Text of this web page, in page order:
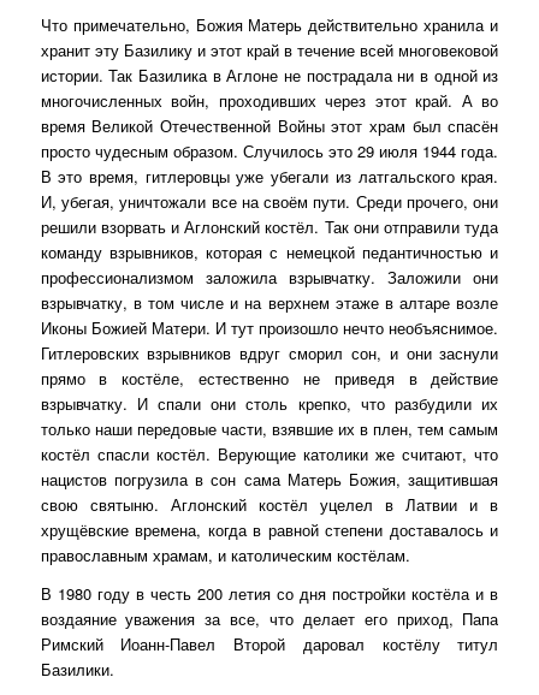
Что примечательно, Божия Матерь действительно хранила и
хранит эту Базилику и этот край в течение всей многовековой
истории. Так Базилика в Аглоне не пострадала ни в одной из
многочисленных войн, проходивших через этот край. А во
время Великой Отечественной Войны этот храм был спасён
просто чудесным образом. Случилось это 29 июля 1944 года.
В это время, гитлеровцы уже убегали из латгальского края.
И, убегая, уничтожали все на своём пути. Среди прочего, они
решили взорвать и Аглонский костёл. Так они отправили туда
команду взрывников, которая с немецкой педантичностью и
профессионализмом заложила взрывчатку. Заложили они
взрывчатку, в том числе и на верхнем этаже в алтаре возле
Иконы Божией Матери. И тут произошло нечто необъяснимое.
Гитлеровских взрывников вдруг сморил сон, и они заснули
прямо в костёле, естественно не приведя в действие
взрывчатку. И спали они столь крепко, что разбудили их
только наши передовые части, взявшие их в плен, тем самым
костёл спасли костёл. Верующие католики же считают, что
нацистов погрузила в сон сама Матерь Божия, защитившая
свою святыню. Аглонский костёл уцелел в Латвии и в
хрущёвские времена, когда в равной степени доставалось и
православным храмам, и католическим костёлам.
В 1980 году в честь 200 летия со дня постройки костёла и в
воздаяние уважения за все, что делает его приход, Папа
Римский Иоанн-Павел Второй даровал костёлу титул
Базилики.